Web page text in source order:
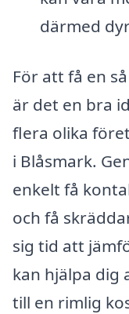
därmed
För att få en
är det en bra
flera olika
i Blåsmark.
enkelt få
och få
sig tid att
kan hjälpa
till en rimlig